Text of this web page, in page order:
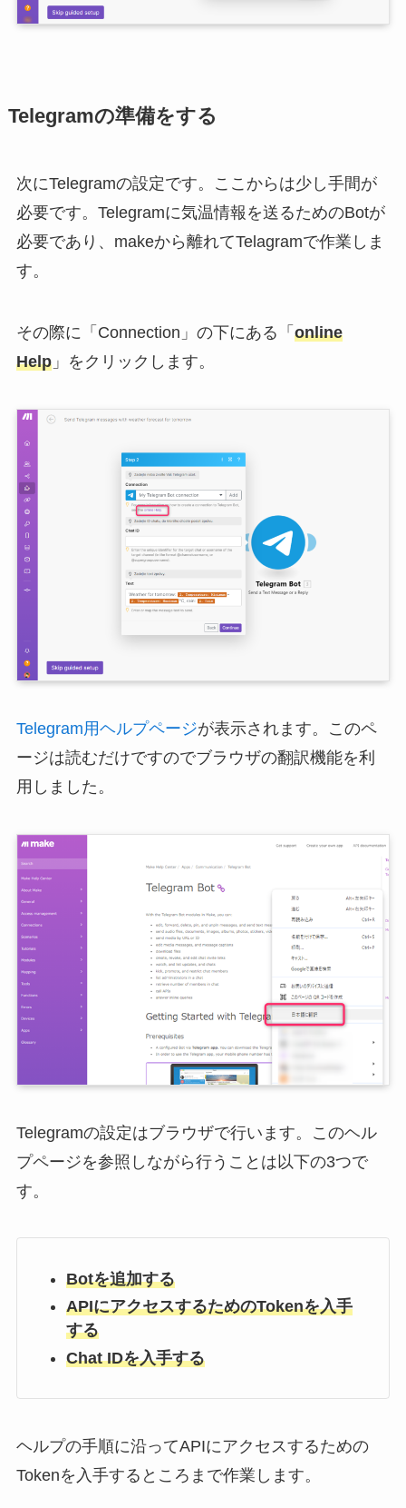
Telegramの準備をする
次にTelegramの設定です。ここからは少し手間が
必要です。Telegramに気温情報を送るためのBotが
必要であり、makeから離れてTelagramで作業しま
す。
その際に「Connection」の下にある「 online
Help」をクリックします。
Telegram用ヘルプページが表示されます。このペ
ージは読むだけですのでブラウザの翻訳機能を利
用しました。
Telegramの設定はブラウザで行います。このヘル
プページを参照しながら行うことは以下の3つで
す。
Botを追加する
APIにアクセスするためのTokenを入手
する
Chat IDを入手する
ヘルプの手順に沿ってAPIにアクセスするための
Tokenを入手するところまで作業します。